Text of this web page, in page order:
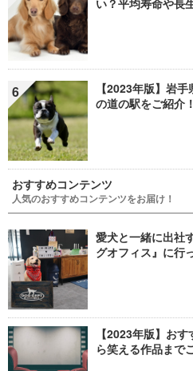
い？平均寿命や長
6
【2023年版】岩
の道の駅をご紹介！
おすすめコンテンツ
人気のおすすめコンテンツをお届け！
愛犬と一緒に出社
グオフィス』に行
【2023年版】お
ら笑える作品まで